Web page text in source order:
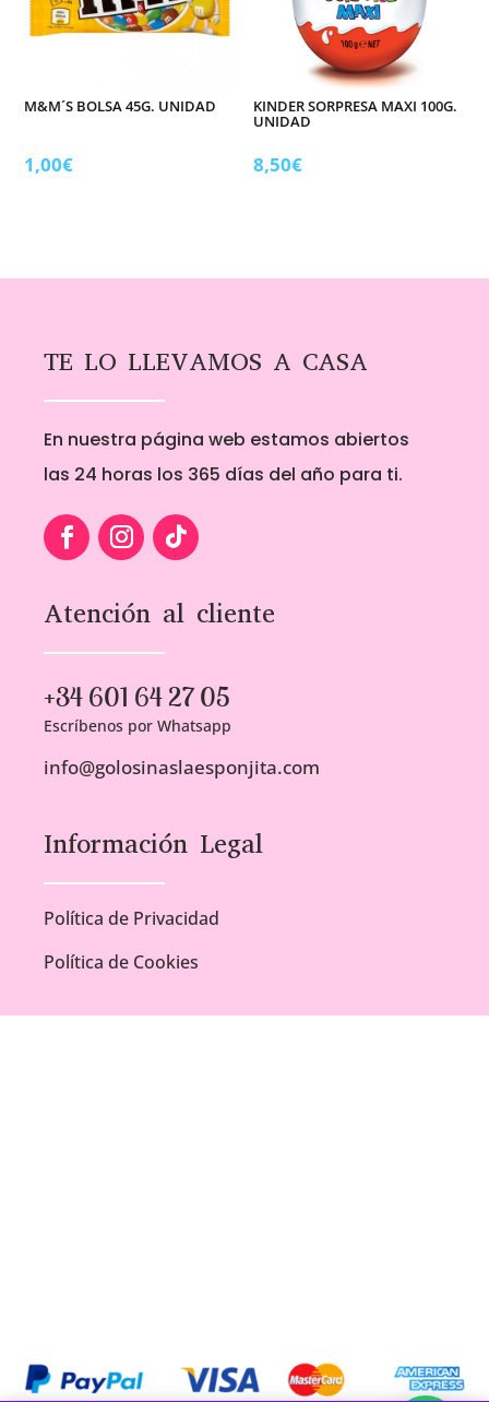
M&M´S BOLSA 45G. UNIDAD
1,00€
KINDER SORPRESA MAXI 100G.
UNIDAD
8,50€
TE LO LLEVAMOS A CASA
En nuestra página web estamos abiertos
las 24 horas los 365 días del año para ti.
Atención al cliente
+34 601 64 27 05
Escríbenos por Whatsapp
info@golosinaslaesponjita.com
Información Legal
Política de Privacidad
Política de Cookies